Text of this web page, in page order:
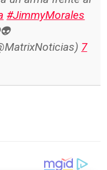
#JimmyMorales
7